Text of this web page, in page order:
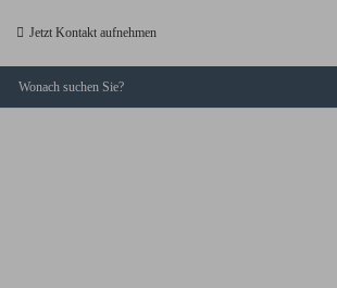
Jetzt Kontakt aufnehmen